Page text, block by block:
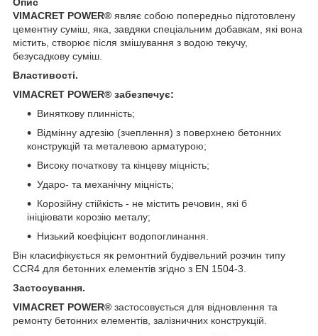
VIMACRET POWER® являє собою попередньо підготовлену
цементну суміш, яка, завдяки спеціальним добавкам, які вона
містить, створює після змішування з водою текучу,
безусадкову суміш.
Властивості.
VIMACRET POWER® забезпечує:
Виняткову плинність;
Відмінну адгезію (зчеплення) з поверхнею бетонних
конструкцій та металевою арматурою;
Високу початкову та кінцеву міцність;
Ударо- та механічну міцність;
Корозійну стійкість - не містить речовин, які б
ініціювати корозію металу;
Низький коефіцієнт водопоглинання.
Він класифікується як ремонтний будівельний розчин типу
CCR4 для бетонних елементів згідно з EN 1504-3.
Застосування.
VIMACRET POWER® застосовується для відновлення та
ремонту бетонних елементів, залізничних конструкцій.